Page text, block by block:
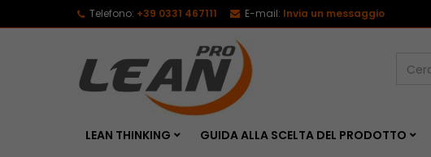
Telefono: +39 0331 467111 E-mail: Invia un messaggio
LEAN THINKING GUIDA ALLA SCELTA DEL PRODOTTO